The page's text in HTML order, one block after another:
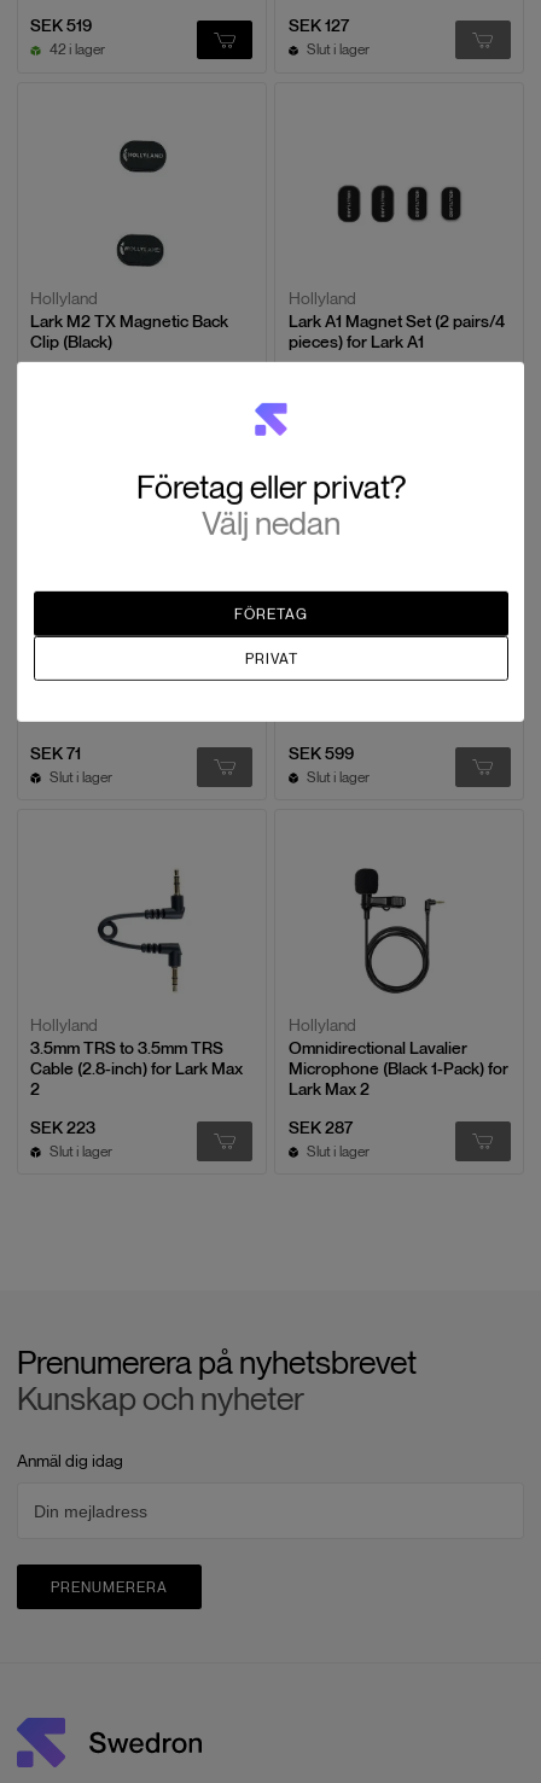
SEK 519
42 i lager
SEK 127
Slut i lager
Hollyland
Lark M2 TX Magnetic Back
Clip (Black)
Hollyland
Lark A1 Magnet Set (2 pairs/4
pieces) for Lark A1
Lark A1 Furry Windshield for
SEK 71
Slut i lager
Hollyland
Omnidirectional Lavalier
SEK 599
Slut i lager
Hollyland
3.5mm TRS to 3.5mm TRS
Cable (2.8-inch) for Lark Max
2
SEK 223
Slut i lager
Hollyland
Omnidirectional Lavalier
Microphone (Black 1-Pack) for
Lark Max 2
SEK 287
Slut i lager
Företag eller privat?
Välj nedan
FÖRETAG
PRIVAT
Prenumerera på nyhetsbrevet
Kunskap och nyheter
Anmäl dig idag
PRENUMERERA